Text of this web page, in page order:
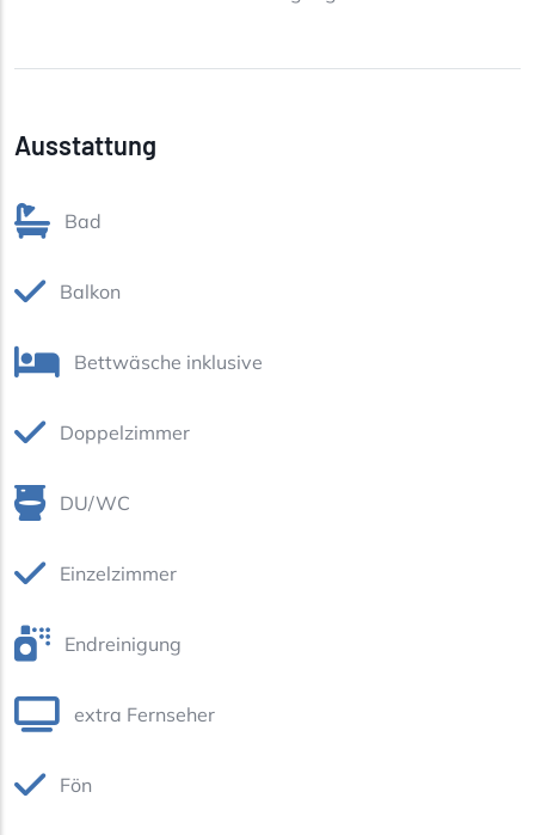
Ausstattung
Bad
Balkon
Bettwäsche inklusive
Doppelzimmer
DU/WC
Einzelzimmer
Endreinigung
extra Fernseher
Fön